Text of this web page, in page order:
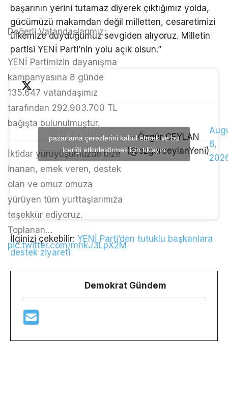
başarının yerini tutamaz diyerek çıktığımız yolda,
gücümüzü makamdan değil milletten, cesaretimizi
ülkemize duyduğumuz sevgiden alıyoruz. Milletin
partisi YENİ Parti’nin yolu açık olsun.”
Değerli Vatandaşlarımız;
YENİ Partimizin dayanışma
kampanyasına 8 günde
135.647 vatandaşımız
tarafından 292.903.700 TL
bağışta bulunulmuştur.
İktidar yürüyüşümüzde bize
inanan, emek veren, destek
olan ve omuz omuza
yürüyen tüm yurttaşlarımıza
teşekkür ediyoruz.
Toplanan…
pic.twitter.com/mhkJ3LpX2M
— Özgür CEYLAN
(@ozgurceylanYeni)
6,
pazarlama çerezlerini kabul etmek ve bu
içeriği etkinleştirmek için tıklayın
İlginizi çekebilir: YENİ Parti’den tutuklu başkanlara
destek ziyareti
Demokrat Gündem